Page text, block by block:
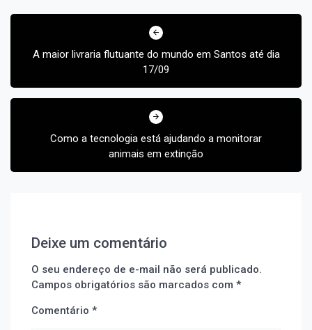
Navegação
PostA maior livraria flutuante do mundo em Santos até dia
17/09
Como a tecnologia está ajudando a monitorar
animais em extinção
Deixe um comentário
O seu endereço de e-mail não será publicado.
Campos obrigatórios são marcados com *
Comentário *